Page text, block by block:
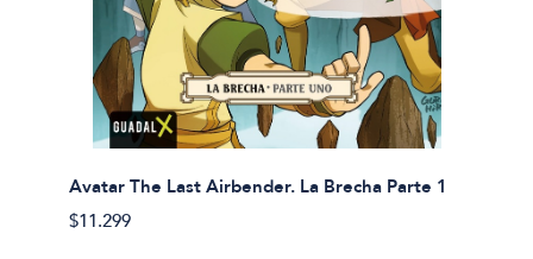
Avatar The Last Airbender. La Brecha Parte 1
$11.299